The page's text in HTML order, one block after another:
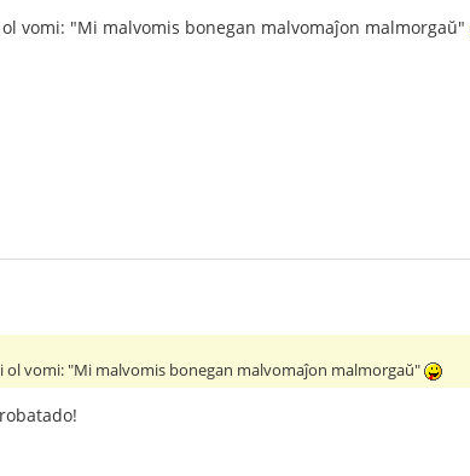
vomi: "Mi malvomis bonegan malvomaĵon malmorgaŭ"
ol vomi: "Mi malvomis bonegan malvomaĵon malmorgaŭ"